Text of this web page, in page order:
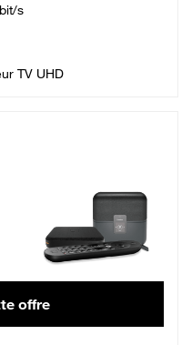
s
TV UHD
€ par mois, Engagement 12 mois
offre